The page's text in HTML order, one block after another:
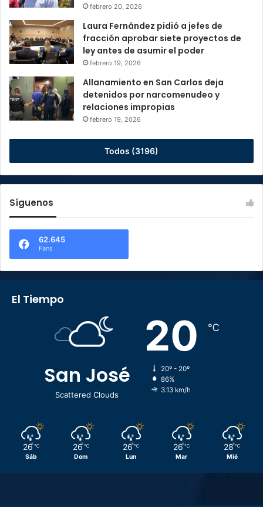
febrero 20, 2026
Laura Fernández pidió a jefes de
fracción aprobar siete proyectos de
ley antes de asumir el poder
febrero 19, 2026
Allanamiento en San Carlos deja
detenidos por narcomenudeo y
relaciones impropias
febrero 19, 2026
Todos (3196)
Síguenos
62.645
Fans
El Tiempo
San José
Scattered Clouds
20 ℃
20º - 20º
86%
3.13 km/h
26 ℃
Sáb
26 ℃
Dom
26 ℃
Lun
26 ℃
Mar
28 ℃
Mié